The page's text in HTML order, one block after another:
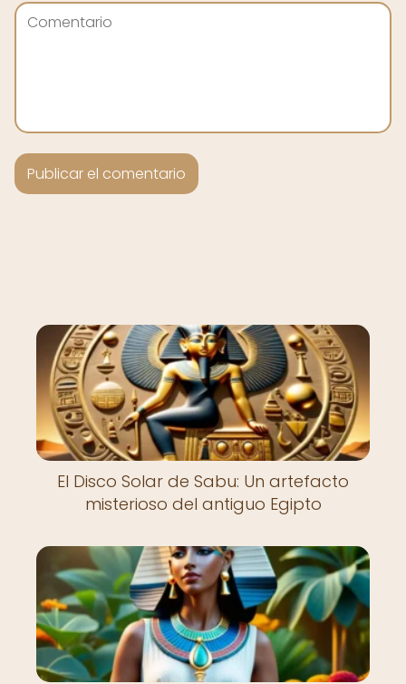
El Disco Solar de Sabu: Un artefacto
misterioso del antiguo Egipto